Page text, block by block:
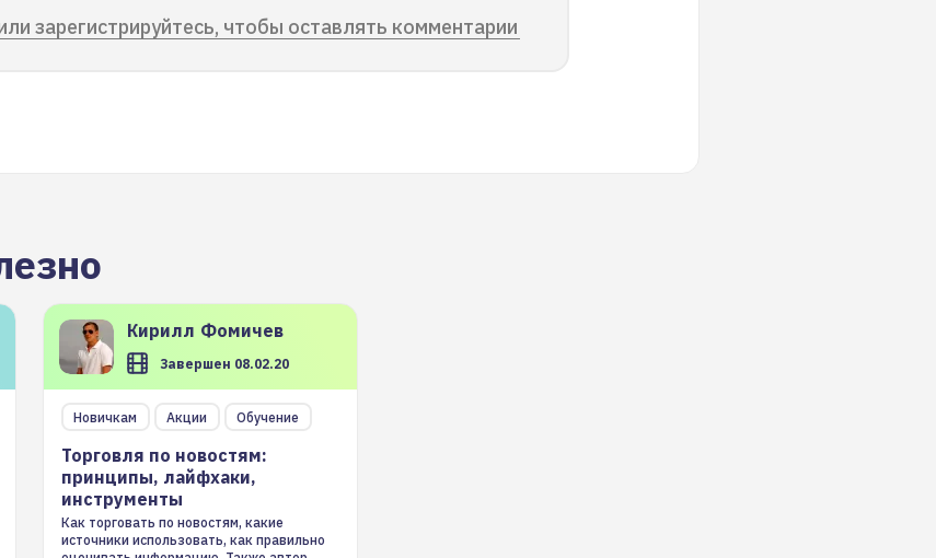
зарегистрируйтесь, чтобы оставлять комментарии
Кирилл Фомичев
Завершен 08.02.20
Новичкам Акции Обучение
Торговля по новостям:
принципы, лайфхаки,
инструменты
Как торговать по новостям, какие
источники использовать, как правильно